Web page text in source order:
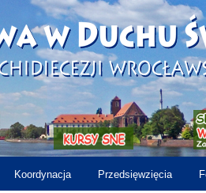
Koordynacja Przedsięwzięcia